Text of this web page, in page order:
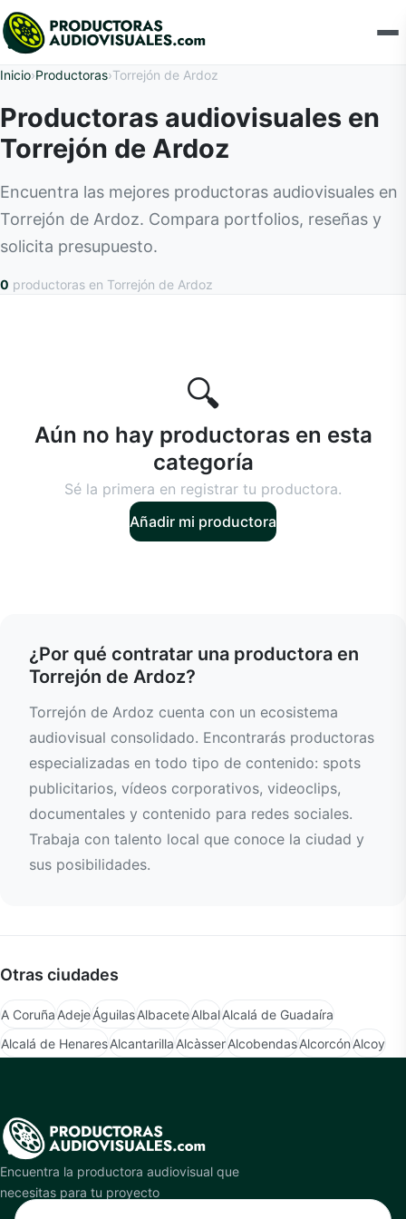
Inicio›Productoras›Torrejón de Ardoz
Productoras audiovisuales en
Torrejón de Ardoz
Encuentra las mejores productoras audiovisuales en
Torrejón de Ardoz. Compara portfolios, reseñas y
solicita presupuesto.
0 productoras en Torrejón de Ardoz
🔍
Aún no hay productoras en esta
categoría
Sé la primera en registrar tu productora.
Añadir mi productora
¿Por qué contratar una productora en
Torrejón de Ardoz?
Torrejón de Ardoz cuenta con un ecosistema
audiovisual consolidado. Encontrarás productoras
especializadas en todo tipo de contenido: spots
publicitarios, vídeos corporativos, videoclips,
documentales y contenido para redes sociales.
Trabaja con talento local que conoce la ciudad y
sus posibilidades.
Otras ciudades
A CoruñaAdejeÁguilasAlbaceteAlbalAlcalá de Guadaíra
Alcalá de HenaresAlcantarillaAlcàsserAlcobendasAlcorcónAlcoy
Encuentra la productora audiovisual que
necesitas para tu proyecto